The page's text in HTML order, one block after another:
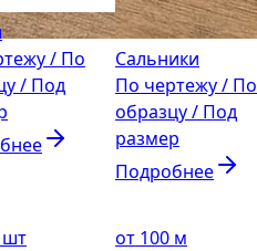
/ По
/ Под
Сальники
По чертежу / По
образцу / Под
размер
Подробнее
шт от 100 м